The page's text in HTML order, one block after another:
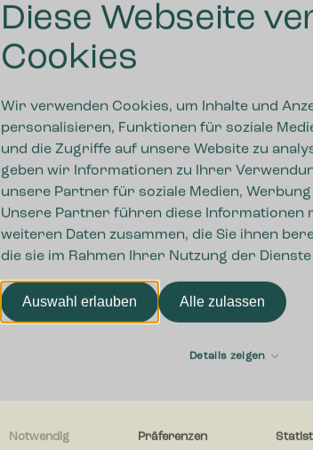
Diese Webseite
Cookies
Wir verwenden Cookies, um Inhalte und
personalisieren, Funktionen für soziale
und die Zugriffe auf unsere Website zu
geben wir Informationen zu Ihrer
unsere Partner für soziale Medien,
Unsere Partner führen diese Informationen
weiteren Daten zusammen, die Sie ihnen
die sie im Rahmen Ihrer Nutzung der
Auswahl erlauben Alle zulassen
Details zeigen
Notwendig Präferenzen